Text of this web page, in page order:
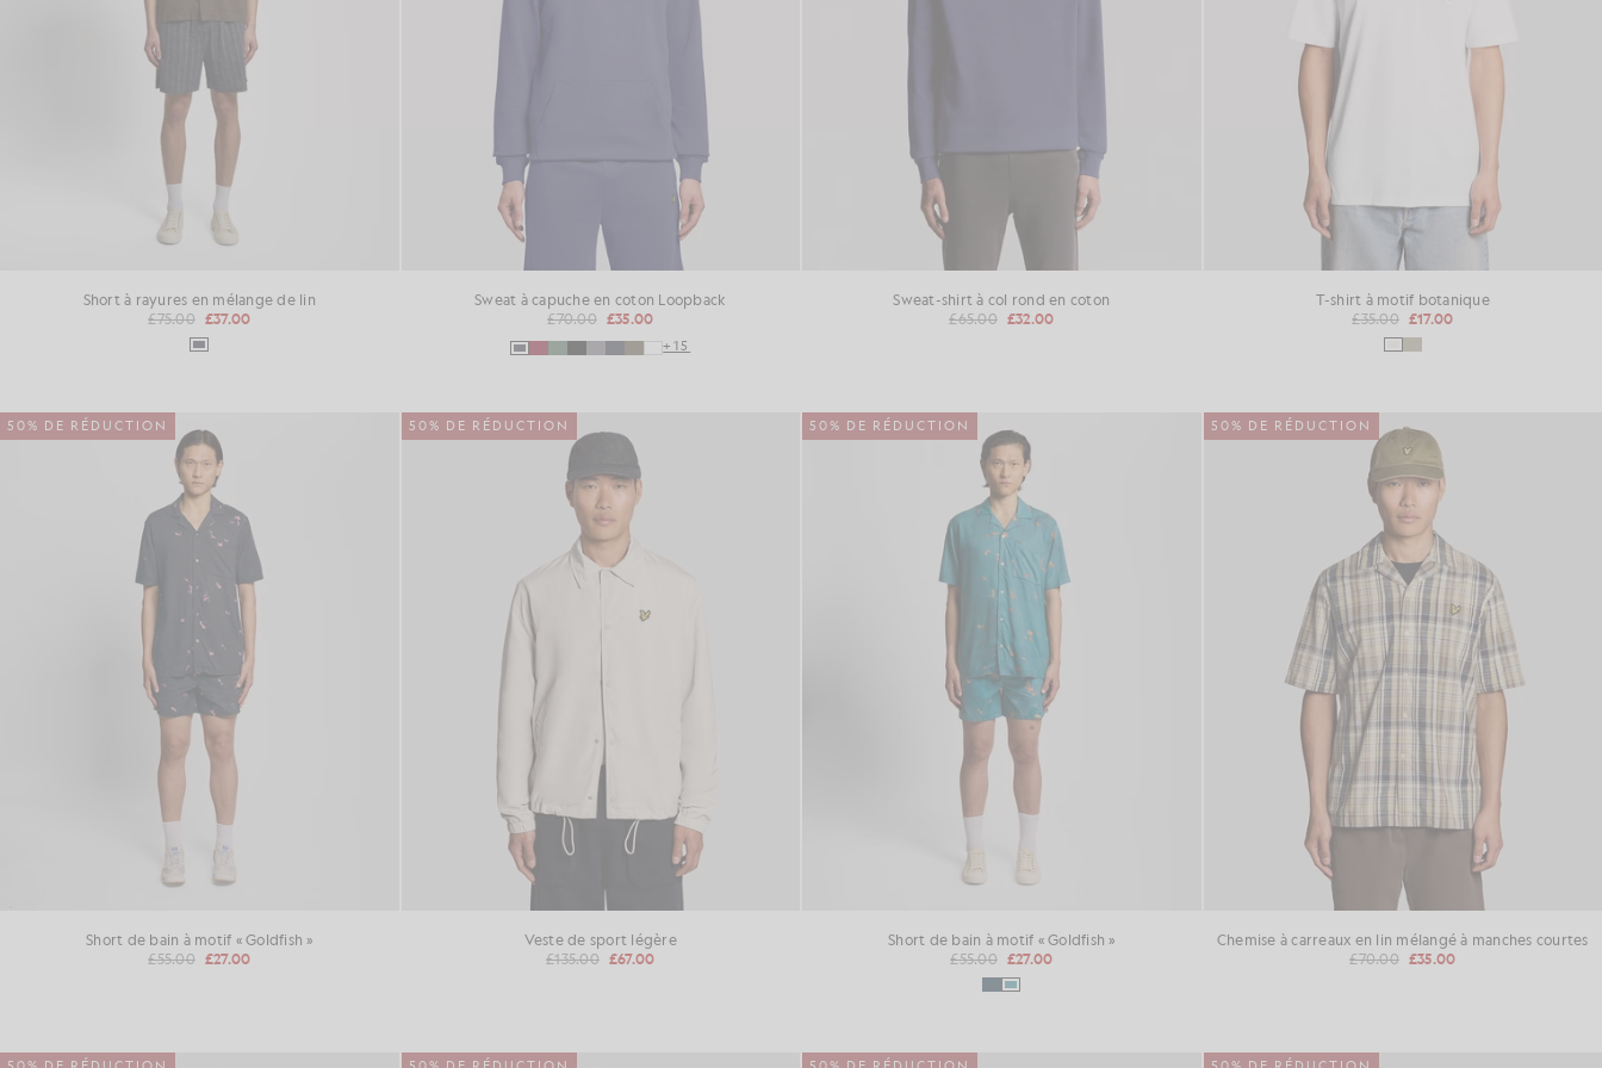
Short à rayures en mélange de lin
£75.00 £37.00
Sweat à capuche en coton Loopback
£70.00 £35.00
+15
Sweat-shirt à col rond en coton
£65.00 £32.00
T-shirt à motif botanique
£35.00 £17.00
50% DE RÉDUCTION
Short de bain à motif « Goldfish »
£55.00 £27.00
50% DE RÉDUCTION
Veste de sport légère
£135.00 £67.00
50% DE RÉDUCTION
Short de bain à motif « Goldfish »
£55.00 £27.00
50% DE RÉDUCTION
Chemise à carreaux en lin mélangé à manches courtes
£70.00 £35.00